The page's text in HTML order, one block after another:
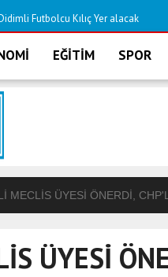
Futbolcu Kılıç Yer alacak
EĞİTİM SPOR
MECLİS ÜYESİ ÖNERDİ,
ÜYESİ